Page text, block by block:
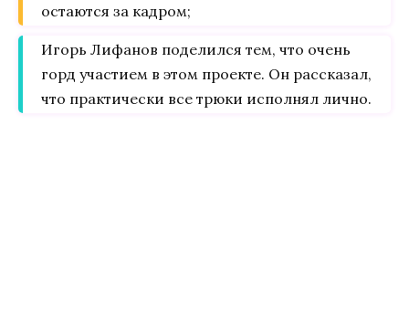
остаются за кадром;
Игорь Лифанов поделился тем, что очень
горд участием в этом проекте. Он рассказал,
что практически все трюки исполнял лично.